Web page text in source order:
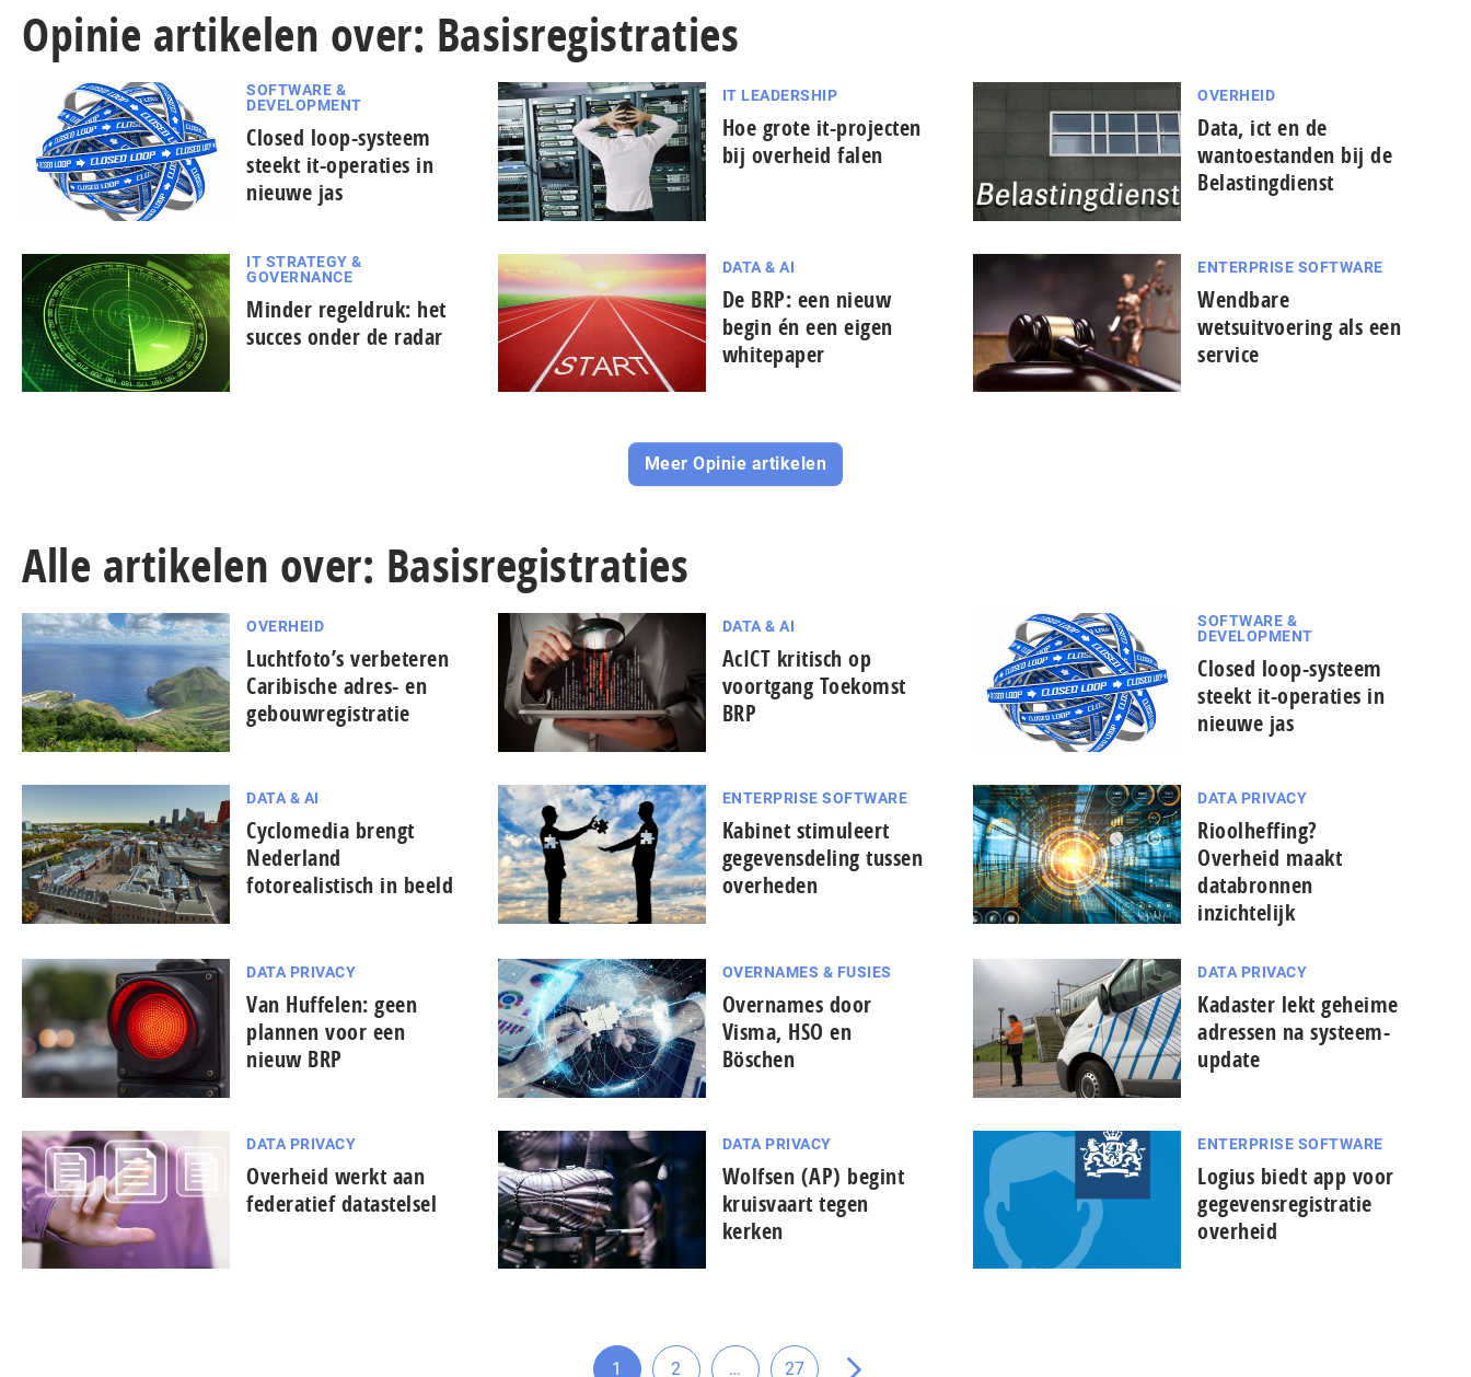
Opinie artikelen over: Basisregistraties
SOFTWARE &
DEVELOPMENT
Closed loop-systeem
steekt it-operaties in
nieuwe jas
IT LEADERSHIP
Hoe grote it-projecten
bij overheid falen
OVERHEID
Data, ict en de
wantoestanden bij de
Belastingdienst
IT STRATEGY &
GOVERNANCE
Minder regeldruk: het
succes onder de radar
DATA & AI
De BRP: een nieuw
begin én een eigen
whitepaper
ENTERPRISE SOFTWARE
Wendbare
wetsuitvoering als een
service
Meer Opinie artikelen
Alle artikelen over: Basisregistraties
OVERHEID
Luchtfoto’s verbeteren
Caribische adres- en
gebouwregistratie
DATA & AI
AcICT kritisch op
voortgang Toekomst
BRP
SOFTWARE &
DEVELOPMENT
Closed loop-systeem
steekt it-operaties in
nieuwe jas
DATA & AI
Cyclomedia brengt
Nederland
fotorealistisch in beeld
ENTERPRISE SOFTWARE
Kabinet stimuleert
gegevensdeling tussen
overheden
DATA PRIVACY
Rioolheffing?
Overheid maakt
databronnen
inzichtelijk
DATA PRIVACY
Van Huffelen: geen
plannen voor een
nieuw BRP
OVERNAMES & FUSIES
Overnames door
Visma, HSO en
Böschen
DATA PRIVACY
Kadaster lekt geheime
adressen na systeem-
update
DATA PRIVACY
Overheid werkt aan
federatief datastelsel
DATA PRIVACY
Wolfsen (AP) begint
kruisvaart tegen
kerken
ENTERPRISE SOFTWARE
Logius biedt app voor
gegevensregistratie
overheid
1 2
Tussenliggende
… 27